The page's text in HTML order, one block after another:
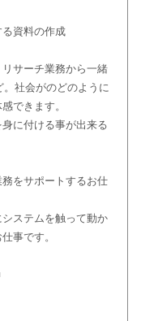
資料の作成
サーチ業務から一緒
社会がのどのように
できます。
に付ける事が出来る
をサポートするお仕
ステムを触って動か
事です。